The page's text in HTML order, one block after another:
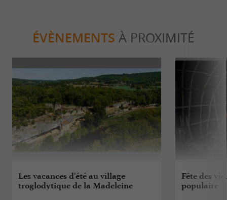
ÉVÈNEMENTS À PROXIMITÉ
Les vacances d'été au village
troglodytique de la Madeleine
Fête des
populaire